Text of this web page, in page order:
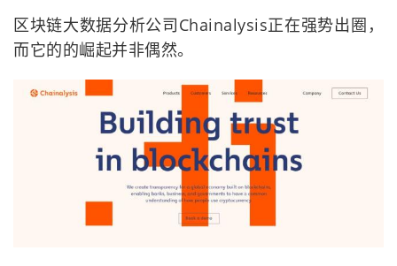
区块链大数据分析公司Chainalysis正在强势出圈，
而它的的崛起并非偶然。